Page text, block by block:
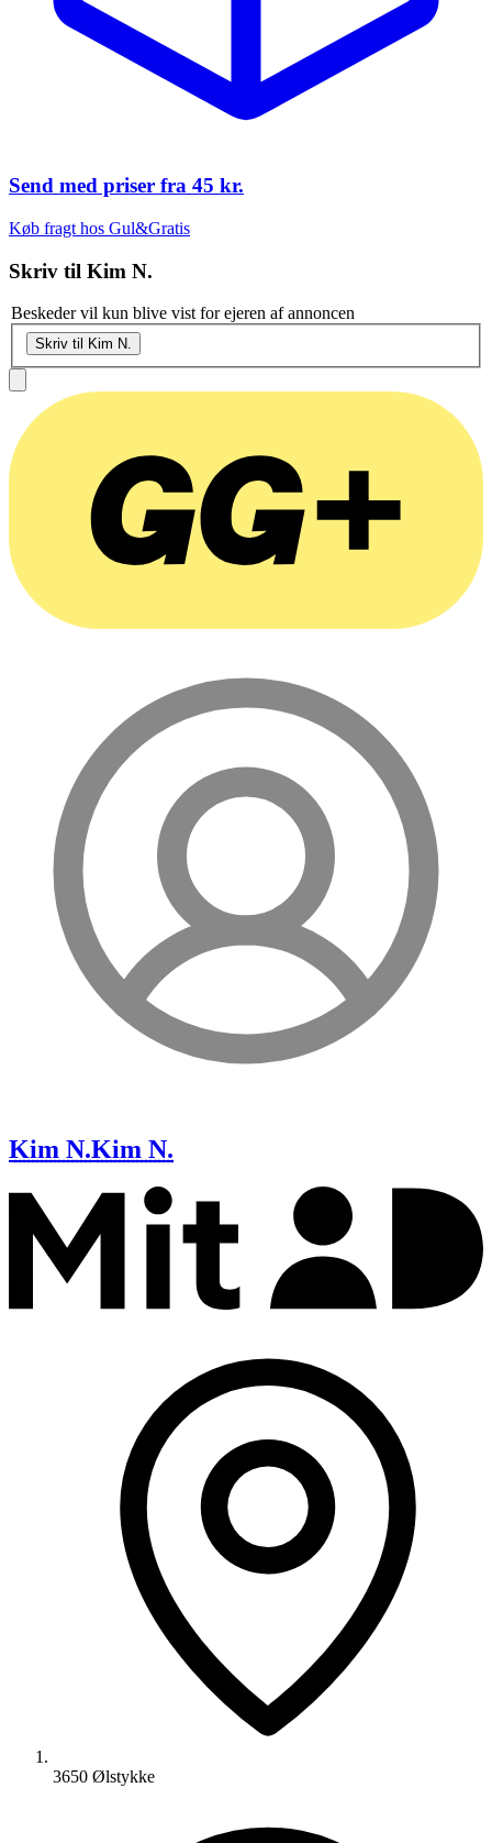
Send med priser fra 45 kr.
Køb fragt hos Gul&Gratis
Skriv til Kim N.
Beskeder vil kun blive vist for ejeren af annoncen
Skriv til Kim N.
Kim N.Kim N.
3650 Ølstykke